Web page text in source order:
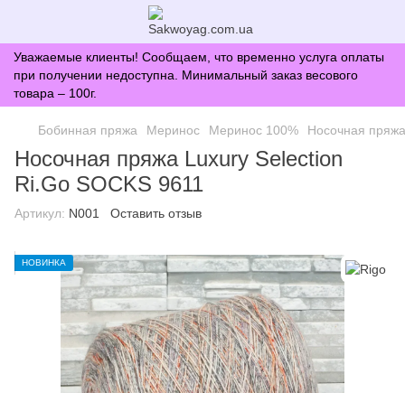
Уважаемые клиенты! Сообщаем, что временно услуга оплаты
при получении недоступна. Минимальный заказ весового
товара – 100г.
Бобинная пряжа Меринос Меринос 100% Носочная
Носочная пряжа Luxury Selection
Ri.Go SOCKS 9611
Артикул: N001 Оставить отзыв
НОВИНКА